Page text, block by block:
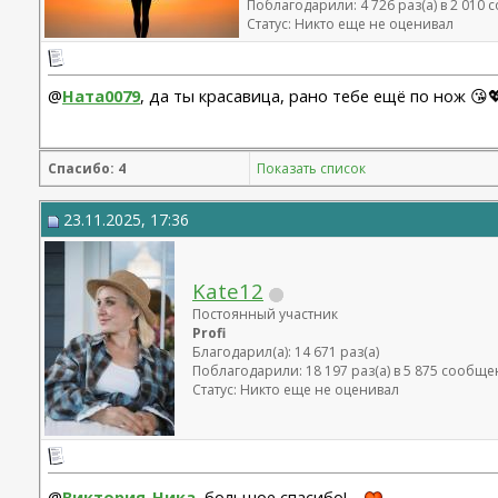
Поблагодарили: 4 726 раз(а) в 2 010
Статус: Никто еще не оценивал
@Ната0079, да ты красавица, рано тебе ещё по нож
Спасибо: 4 Показать список
23.11.2025, 17:36
Kate12
Постоянный участник
Profi
Благодарил(а): 14 671 раз(а)
Поблагодарили: 18 197 раз(а) в 5 875
Статус: Никто еще не оценивал